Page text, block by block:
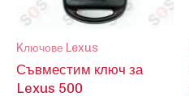
Kлючове Lexus
Съвместим ключ за
Lexus 500